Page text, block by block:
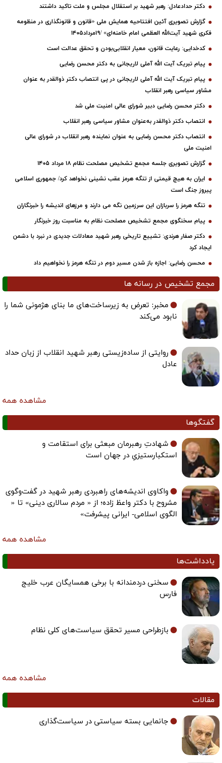
دکتر حدادعادل: رهبر شهید بر استقلال مجلس و ملت تاکید داشتند
گزارش تصویری آئین افتتاحیه همایش ملی «قانون و قانونگذاری در منظومه
فکری شهید آیت‌الله العظمی امام خامنه‌ای» /۱۹مرداد۱۴۰۵
کدخدایی: رعایت قانون، معیار انقلابی‌بودن و تحقق عدالت است
پیام تبریک آیت الله آملی لاریجانی به دکتر محسن رضایی
پیام تبریک آیت الله آملی لاریجانی در پی انتصاب دکتر ذوالقدر به عنوان
مشاور سیاسی رهبر انقلاب
دکتر محسن رضایی دبیر شورای عالی امنیت ملی شد
انتصاب دکتر ذوالقدر به‌عنوان مشاور سیاسی رهبر انقلاب
انتصاب دکتر محسن رضایی به عنوان نماینده رهبر انقلاب در شورای عالی
امنیت ملی
گزارش تصویری جلسه مجمع تشخیص مصلحت نظام ۱۸ مرداد ۱۴۰۵
ایران به هیچ قیمتی از تنگه هرمز عقب نشینی نخواهد کرد/ جمهوری اسلامی
پیروز جنگ است
تنگه هرمز را سربازان این سرزمین نگه می دارند و مرزهای اندیشه را خبرنگاران
پیام سخنگوی مجمع تشخیص مصلحت نظام به مناسبت روز خبرنگار
دکتر صفار هرندی: تشییع تاریخی رهبر شهید معادلات جدیدی در نبرد با دشمن
ایجاد کرد
محسن رضایی: اجازه باز شدن مسیر دوم در تنگه هرمز را نخواهیم داد
مجمع تشخیص در رسانه ها
مخبر: تعرض به زیرساخت‌های ما بنای هژمونی شما را
نابود می‌کند
روایتی از ساده‌زیستی رهبر شهید انقلاب از زبان حداد
عادل
مشاهده همه
گفتگوها
شهادتِ رهبرمان مبعثی برای استقامت و
استکبارستیزیِ در جهان است
واکاوی اندیشه‌های راهبردی رهبر شهید در گفت‌وگوی
مشروح با دکتر واعظ زاده؛ از « مردم سالاری دینی» تا «
الگوی اسلامی- ایرانی پیشرفت»
مشاهده همه
یادداشت‌ها
سخنی دردمندانه با برخی همسایگان عرب خلیج
فارس
بازطراحی مسیر تحقق سیاست‌های کلی نظام
مشاهده همه
مقالات
جانمایی بسته سیاستی در سیاست‌گذاری